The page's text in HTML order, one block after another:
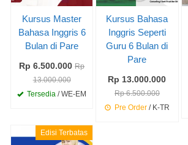
Kursus Master
Bahasa Inggris 6
Bulan di Pare
Rp 6.500.000 Rp
13.000.000
Tersedia / WE-EM
Kursus Bahasa
Inggris Seperti
Guru 6 Bulan di
Pare
Rp 13.000.000
Rp 6.500.000
Pre Order/ K-TR
Edisi Terbatas